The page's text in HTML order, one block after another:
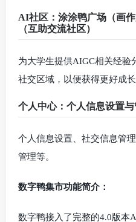
AI社区：涂涂鸭广场（画
（互助交流社区）
为大学生提供AIGC相关经验
社交区域，以便获得更好成长
个人中心：个人信息设置与
个人信息设置、社交信息管
管理等。
数字鸭集市功能简介：
数字鸭接入了完整的4.0版本